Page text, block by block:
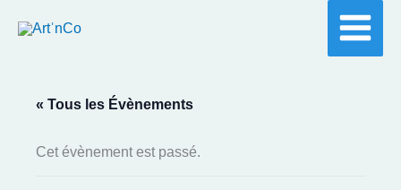
« Tous les Évènements
Cet évènement est passé.